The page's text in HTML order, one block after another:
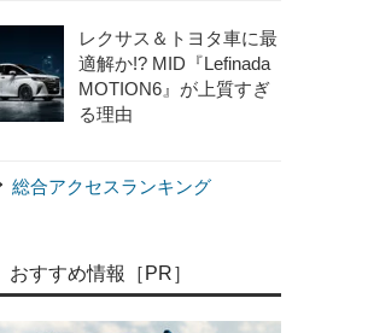
》 アルファロメオ1600ジュニアZ（オ
レクサス＆トヨタ車に最
適解か!? MID『Lefinada
MOTION6』が上質すぎ
る理由
総合アクセスランキング
おすすめ情報［PR］